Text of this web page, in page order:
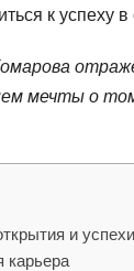
к успеху в
мечты о
и
карьера